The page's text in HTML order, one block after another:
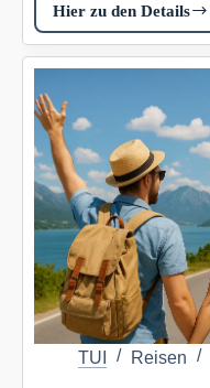
Hier zu den Details
Martinhal
Lisbon
Tui.com
DE
TUI Reisen